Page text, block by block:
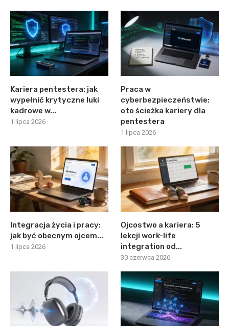
Kariera pentestera: jak
wypełnić krytyczne luki
kadrowe w...
1 lipca 2026
Praca w
cyberbezpieczeństwie:
oto ścieżka kariery dla
pentestera
1 lipca 2026
Integracja życia i pracy:
jak być obecnym ojcem...
1 lipca 2026
Ojcostwo a kariera: 5
lekcji work-life
integration od...
30 czerwca 2026